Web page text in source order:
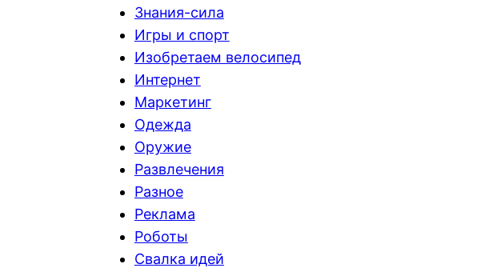
Знания-сила
Игры и спорт
Изобретаем велосипед
Интернет
Маркетинг
Одежда
Оружие
Развлечения
Разное
Реклама
Роботы
Свалка идей